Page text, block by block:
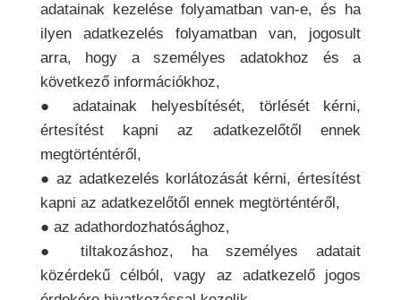
adatainak kezelése folyamatban van-e, és ha
ilyen adatkezelés folyamatban van, jogosult
arra, hogy a személyes adatokhoz és a
következő információkhoz,
● adatainak helyesbítését, törlését kérni,
értesítést kapni az adatkezelőtől ennek
megtörténtéről,
● az adatkezelés korlátozását kérni, értesítést
kapni az adatkezelőtől ennek megtörténtéről,
● az adathordozhatósághoz,
● tiltakozáshoz, ha személyes adatait
közérdekű célból, vagy az adatkezelő jogos